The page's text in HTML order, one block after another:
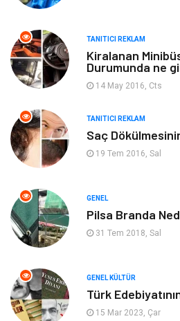
Anne & Çocuk
Tatil
Emlak
Ev İşleri
Gençlik & Eğlence
Sigorta
Mobilya
TANITICI REKLAM
Kiralanan
Durumunda ne
14 May 2016, Cts
TANITICI REKLAM
Saç
19 Tem 2016, Sal
GENEL
Pilsa Branda
31 Tem 2018, Sal
GENEL KÜLTÜR
Türk
15 Mar 2023, Çar